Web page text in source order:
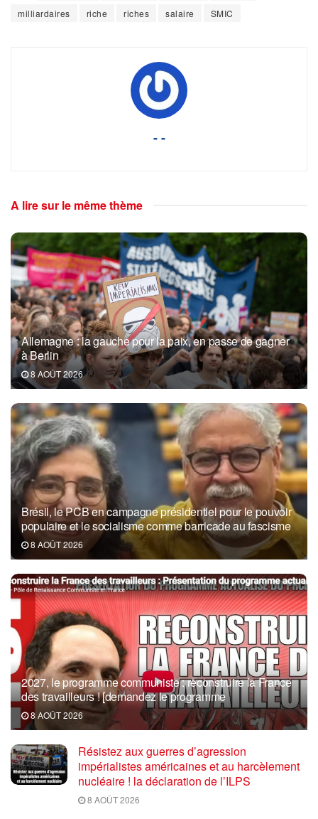
milliardaires
riche riches salaire SMIC
- -
A lire sur le même thème
Allemagne : la gauche pour la paix, en passe de gagner
à Berlin
8 AOÛT 2026
Brésil, le PCB en campagne présidentiel pour le pouvoir
populaire et le socialisme comme barricade au fascisme
8 AOÛT 2026
2027, le programme communiste : reconstruire la France
des travailleurs ! [demandez le programme
8 AOÛT 2026
Résistez aux guerres d’agression
impérialistes américaines et au harcèlement
nucléaire ! la déclaration de l’ILPS
8 AOÛT 2026